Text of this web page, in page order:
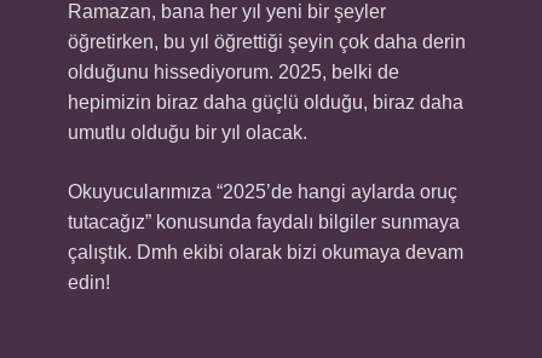
Ramazan, bana her yıl yeni bir şeyler
öğretirken, bu yıl öğrettiği şeyin çok daha derin
olduğunu hissediyorum. 2025, belki de
hepimizin biraz daha güçlü olduğu, biraz daha
umutlu olduğu bir yıl olacak.
Okuyucularımıza “2025’de hangi aylarda oruç
tutacağız” konusunda faydalı bilgiler sunmaya
çalıştık. Dmh ekibi olarak bizi okumaya devam
edin!